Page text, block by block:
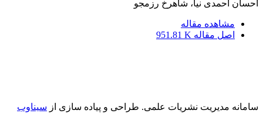
احسان احمدی نیا، شاهرخ رزمجو
مشاهده مقاله
اصل مقاله 951.81 K
سامانه مدیریت نشریات علمی. طراحی و پیاده سازی از سیناوب